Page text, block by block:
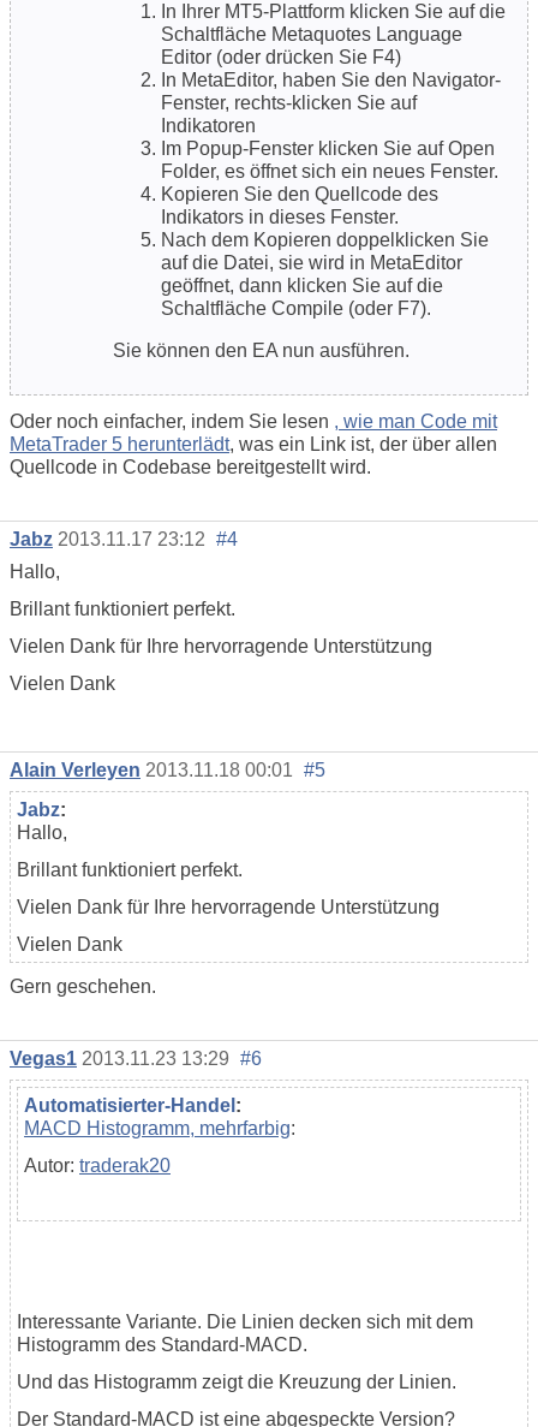
In Ihrer MT5-Plattform klicken Sie auf die
Schaltfläche Metaquotes Language
Editor (oder drücken Sie F4)
In MetaEditor, haben Sie den Navigator-
Fenster, rechts-klicken Sie auf
Indikatoren
Im Popup-Fenster klicken Sie auf Open
Folder, es öffnet sich ein neues Fenster.
Kopieren Sie den Quellcode des
Indikators in dieses Fenster.
Nach dem Kopieren doppelklicken Sie
auf die Datei, sie wird in MetaEditor
geöffnet, dann klicken Sie auf die
Schaltfläche Compile (oder F7).
Sie können den EA nun ausführen.
Oder noch einfacher, indem Sie lesen , wie man Code mit
MetaTrader 5 herunterlädt, was ein Link ist, der über allen
Quellcode in Codebase bereitgestellt wird.
Jabz 2013.11.17 23:12 #4
Hallo,
Brillant funktioniert perfekt.
Vielen Dank für Ihre hervorragende Unterstützung
Vielen Dank
Alain Verleyen 2013.11.18 00:01 #5
Jabz:
Hallo,
Brillant funktioniert perfekt.
Vielen Dank für Ihre hervorragende Unterstützung
Vielen Dank
Gern geschehen.
Vegas1 2013.11.23 13:29 #6
Automatisierter-Handel :
MACD Histogramm, mehrfarbig:
Autor: traderak20
Interessante Variante. Die Linien decken sich mit dem
Histogramm des Standard-MACD.
Und das Histogramm zeigt die Kreuzung der Linien.
Der Standard-MACD ist eine abgespeckte Version?